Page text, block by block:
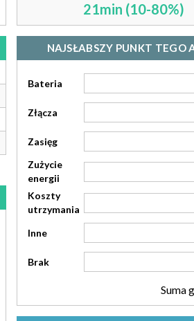
21min (10-80%)
NAJSŁABSZY PUNKT TEGO
Bateria
Złącza
Zasięg
Zużycie
energii
Koszty
utrzymania
Inne
Brak
Suma